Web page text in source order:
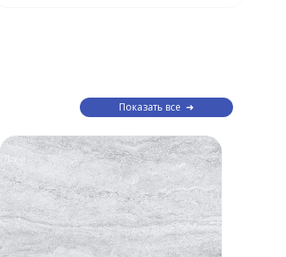
Показать все